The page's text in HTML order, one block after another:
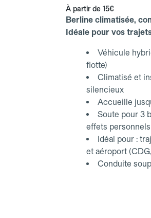
À partir de 15€
Berline climatisée,
Idéale pour vos
Véhicule
flotte)
Climatisé et
silencieux
Accueille
Soute pour 3
effets personnels
Idéal pour :
et aéroport
Conduite